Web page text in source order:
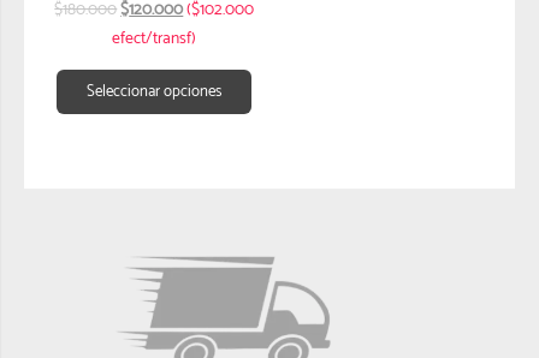
$180.000$120.000($102.000
efect/transf)
Seleccionar opciones